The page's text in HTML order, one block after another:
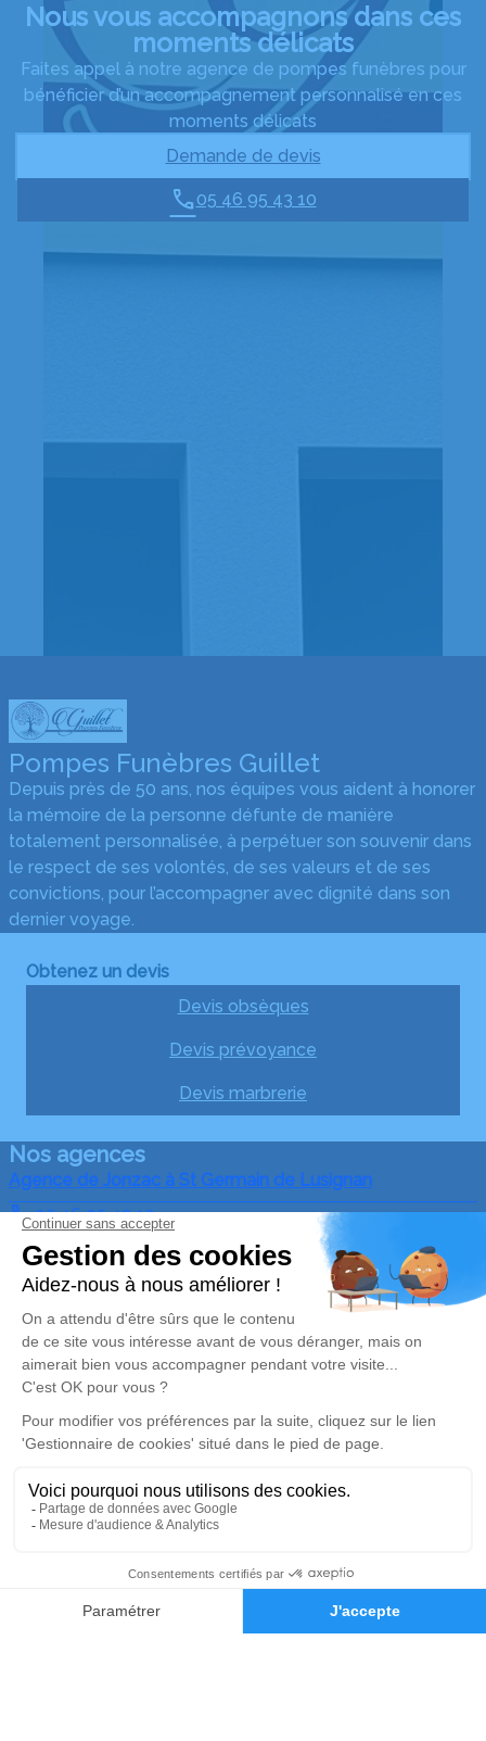
Demande de devis
Nous vous accompagnons dans ces
moments délicats
Faites appel à notre agence de pompes funèbres pour
bénéficier d’un accompagnement personnalisé en ces
moments délicats
Demande de devis
05 46 95 43 10
Pompes Funèbres Guillet
Depuis près de 50 ans, nos équipes vous aident à honorer
la mémoire de la personne défunte de manière
totalement personnalisée, à perpétuer son souvenir dans
le respect de ses volontés, de ses valeurs et de ses
convictions, pour l’accompagner avec dignité dans son
dernier voyage.
Obtenez un devis
Devis obsèques
Devis prévoyance
Devis marbrerie
Nos agences
Agence de Jonzac à St Germain de Lusignan
05 46 95 43 10
pf@guillet17.com
19 Route de Saint-Genis - 17500 - Saint-Germain-de-
Lusignan
4.9/5 - 108 avis
Agence de Mirambeau à Consac
05 46 95 43 10
pf@guillet17.com
3 La Bergerie - 17150 - Consac
Nos Services
En cas de décès
Liens utiles
en agence